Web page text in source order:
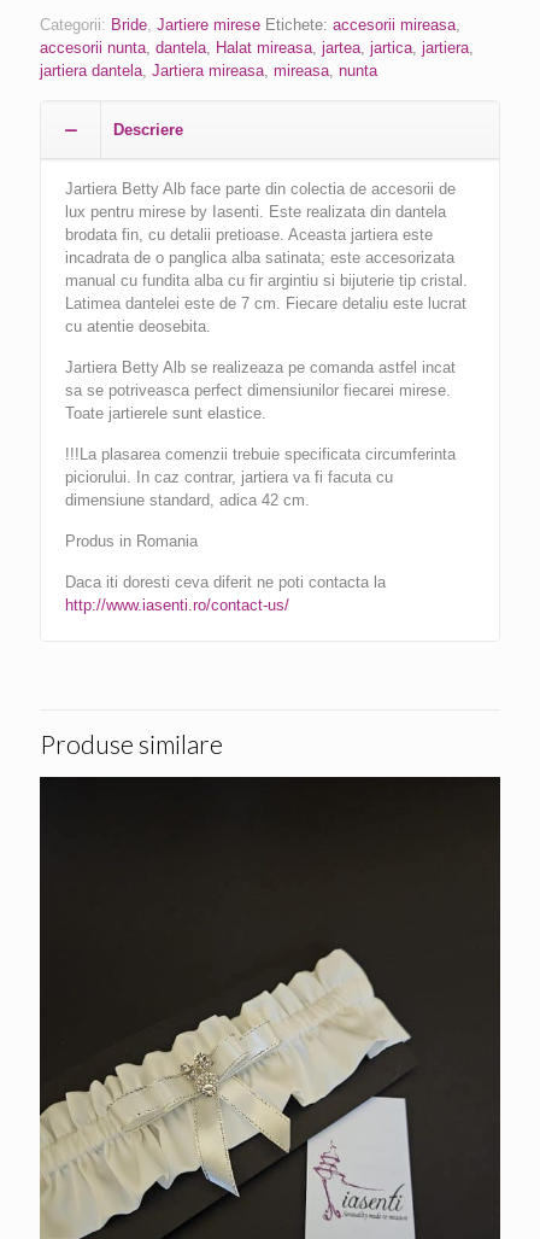
Categorii: Bride Jartiere mirese Etichete: accesorii mireasa
accesorii nunta dantela Halat mireasa jartea jartica jartiera
jartiera dantela Jartiera mireasa mireasa nunta
Descriere
Jartiera Betty Alb face parte din colectia de accesorii de
lux pentru mirese by Iasenti. Este realizata din dantela
brodata fin, cu detalii pretioase. Aceasta jartiera este
incadrata de o panglica alba satinata; este accesorizata
manual cu fundita alba cu fir argintiu si bijuterie tip cristal.
Latimea dantelei este de 7 cm. Fiecare detaliu este lucrat
cu atentie deosebita.
Jartiera Betty Alb se realizeaza pe comanda astfel incat
sa se potriveasca perfect dimensiunilor fiecarei mirese.
Toate jartierele sunt elastice.
!!!La plasarea comenzii trebuie specificata circumferinta
piciorului. In caz contrar, jartiera va fi facuta cu
dimensiune standard, adica 42 cm.
Produs in Romania
Daca iti doresti ceva diferit ne poti contacta la
http://www.iasenti.ro/contact-us/
Produse similare